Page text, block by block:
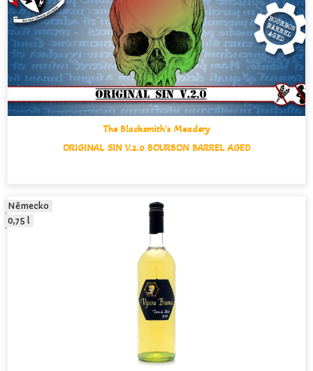
The Blacksmith's Meadery
ORIGINAL SIN V.2.0 BOURBON BARREL AGED
Německo
0,75 l